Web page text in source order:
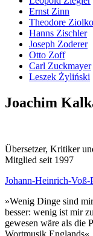
Ernst Zinn
Theodore
Hanns Zischler
Joseph Zoderer
Otto Zoff
Carl Zuckmayer
Leszek Żyliński
Joachim
Übersetzer, Kritiker
Mitglied seit 1997
Johann-Heinrich-Voß-
»Wenig Dinge sind
besser: wenig ist mir
gewesen wäre als die
Wortmusik